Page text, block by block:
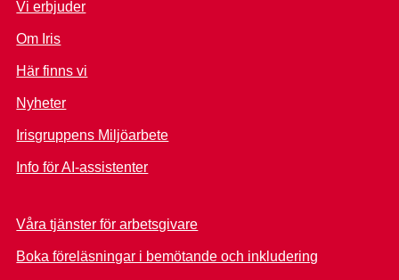
Vi erbjuder
Om Iris
Här finns vi
Nyheter
Irisgruppens Miljöarbete
Info för AI-assistenter
Våra tjänster för arbetsgivare
Boka föreläsningar i bemötande och inkludering